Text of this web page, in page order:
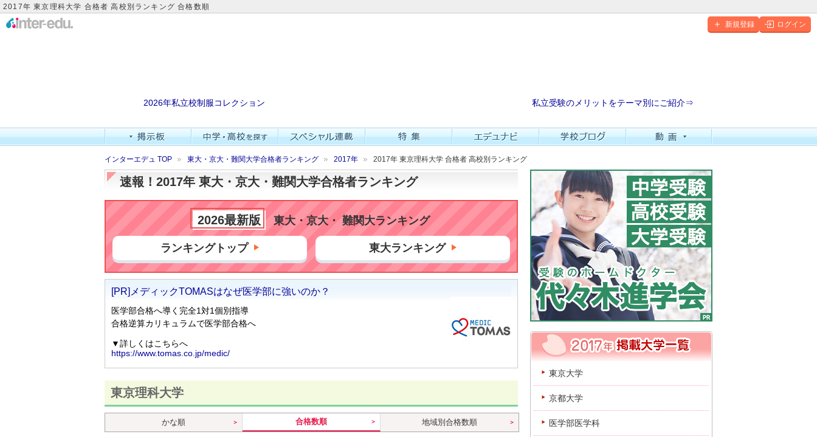
2017年 東京理科大学 合格者 高校別ランキング 合格数順
新規登録 ログイン
2026年私立校制服コレクション 私立受験のメリットをテーマ別にご紹介⇒
インターエデュ TOP 東大・京大・難関大学合格者ランキング 2017年 2017年 東京理科大学 合格者 高校別ランキング
速報！2017年 東大・京大・難関大学合格者ランキング
2026最新版 東大・京大・ 難関大ランキング
ランキングトップ 東大ランキング
東京理科大学
かな順 合格数順 地域別合格数順
東京大学
京都大学
医学部医学科